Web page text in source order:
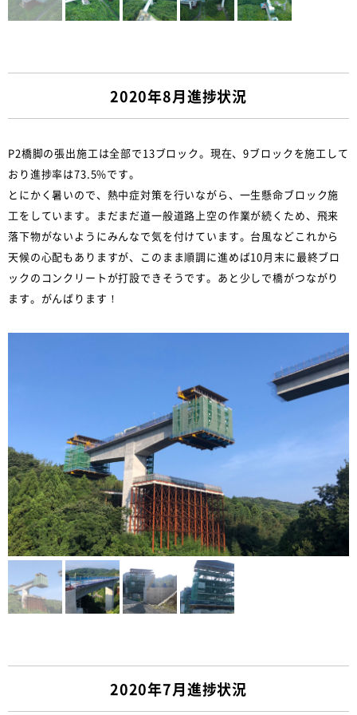
2020年8月進捗状況
P2橋脚の張出施工は全部で13ブロック。現在、9ブロックを施工して
おり進捗率は73.5%です。
とにかく暑いので、熱中症対策を行いながら、一生懸命ブロック施
工をしています。まだまだ道一般道路上空の作業が続くため、飛来
落下物がないようにみんなで気を付けています。台風などこれから
天候の心配もありますが、このまま順調に進めば10月末に最終ブロ
ックのコンクリートが打設できそうです。あと少しで橋がつながり
ます。がんばります！
2020年7月進捗状況